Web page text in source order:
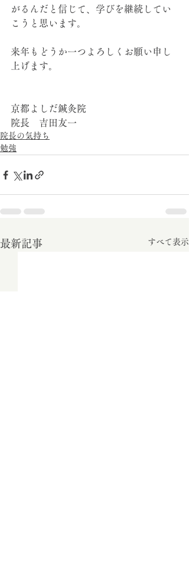
がるんだと信じて、学びを継続してい
こうと思います。
来年もどうか一つよろしくお願い申し
上げます。
京都よしだ鍼灸院
院長　吉田友一
院長の気持ち
勉強
最新記事 すべて表示